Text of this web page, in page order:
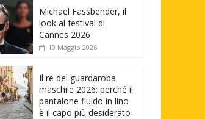
Michael Fassbender, il
look al festival di
Cannes 2026
19 Maggio 2026
Il re del guardaroba
maschile 2026: perché il
pantalone fluido in lino
è il capo più desiderato